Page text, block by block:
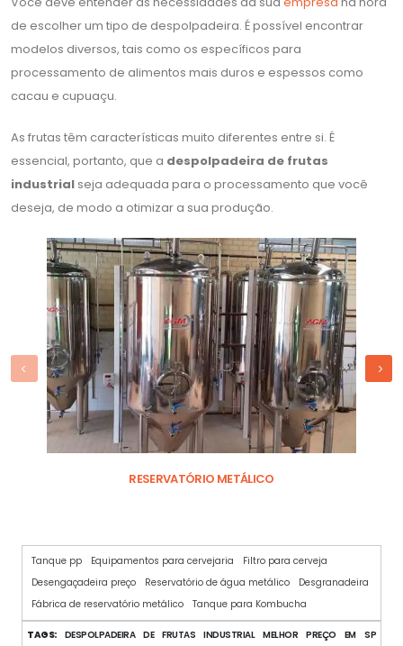
de escolher um tipo de despolpadeira. É possível encontrar
modelos diversos, tais como os específicos para
processamento de alimentos mais duros e espessos como
cacau e cupuaçu.
As frutas têm características muito diferentes entre si. É
essencial, portanto, que a despolpadeira de frutas
industrial seja adequada para o processamento que você
deseja, de modo a otimizar a sua produção.
RESERVATÓRIO METÁLICO
Tanque pp Equipamentos para cervejaria
Filtro para cerveja
Desengaçadeira preço
Reservatório de água metálico
Desgranadeira
Fábrica de reservatório metálico
Tanque para Kombucha
TAGS:DESPOLPADEIRA DE FRUTAS INDUSTRIAL MELHOR PREÇO EM SP